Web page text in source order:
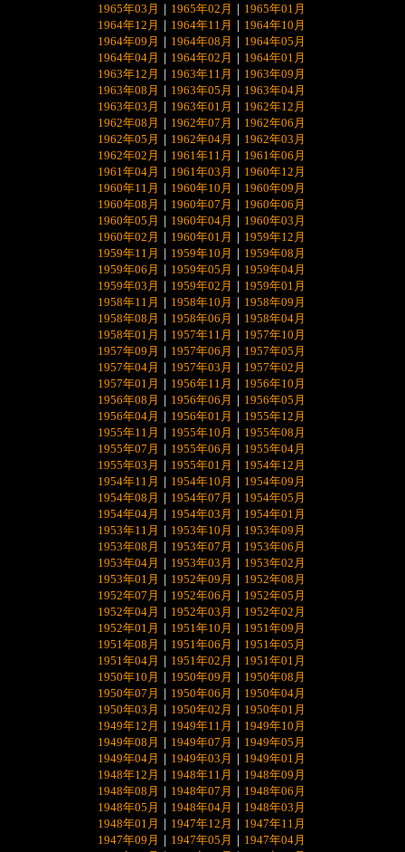
1965年03月 ｜ 1965年02月 ｜ 1965年01月
1964年12月 ｜ 1964年11月 ｜ 1964年10月
1964年09月 ｜ 1964年08月 ｜ 1964年05月
1964年04月 ｜ 1964年02月 ｜ 1964年01月
1963年12月 ｜ 1963年11月 ｜ 1963年09月
1963年08月 ｜ 1963年05月 ｜ 1963年04月
1963年03月 ｜ 1963年01月 ｜ 1962年12月
1962年08月 ｜ 1962年07月 ｜ 1962年06月
1962年05月 ｜ 1962年04月 ｜ 1962年03月
1962年02月 ｜ 1961年11月 ｜ 1961年06月
1961年04月 ｜ 1961年03月 ｜ 1960年12月
1960年11月 ｜ 1960年10月 ｜ 1960年09月
1960年08月 ｜ 1960年07月 ｜ 1960年06月
1960年05月 ｜ 1960年04月 ｜ 1960年03月
1960年02月 ｜ 1960年01月 ｜ 1959年12月
1959年11月 ｜ 1959年10月 ｜ 1959年08月
1959年06月 ｜ 1959年05月 ｜ 1959年04月
1959年03月 ｜ 1959年02月 ｜ 1959年01月
1958年11月 ｜ 1958年10月 ｜ 1958年09月
1958年08月 ｜ 1958年06月 ｜ 1958年04月
1958年01月 ｜ 1957年11月 ｜ 1957年10月
1957年09月 ｜ 1957年06月 ｜ 1957年05月
1957年04月 ｜ 1957年03月 ｜ 1957年02月
1957年01月 ｜ 1956年11月 ｜ 1956年10月
1956年08月 ｜ 1956年06月 ｜ 1956年05月
1956年04月 ｜ 1956年01月 ｜ 1955年12月
1955年11月 ｜ 1955年10月 ｜ 1955年08月
1955年07月 ｜ 1955年06月 ｜ 1955年04月
1955年03月 ｜ 1955年01月 ｜ 1954年12月
1954年11月 ｜ 1954年10月 ｜ 1954年09月
1954年08月 ｜ 1954年07月 ｜ 1954年05月
1954年04月 ｜ 1954年03月 ｜ 1954年01月
1953年11月 ｜ 1953年10月 ｜ 1953年09月
1953年08月 ｜ 1953年07月 ｜ 1953年06月
1953年04月 ｜ 1953年03月 ｜ 1953年02月
1953年01月 ｜ 1952年09月 ｜ 1952年08月
1952年07月 ｜ 1952年06月 ｜ 1952年05月
1952年04月 ｜ 1952年03月 ｜ 1952年02月
1952年01月 ｜ 1951年10月 ｜ 1951年09月
1951年08月 ｜ 1951年06月 ｜ 1951年05月
1951年04月 ｜ 1951年02月 ｜ 1951年01月
1950年10月 ｜ 1950年09月 ｜ 1950年08月
1950年07月 ｜ 1950年06月 ｜ 1950年04月
1950年03月 ｜ 1950年02月 ｜ 1950年01月
1949年12月 ｜ 1949年11月 ｜ 1949年10月
1949年08月 ｜ 1949年07月 ｜ 1949年05月
1949年04月 ｜ 1949年03月 ｜ 1949年01月
1948年12月 ｜ 1948年11月 ｜ 1948年09月
1948年08月 ｜ 1948年07月 ｜ 1948年06月
1948年05月 ｜ 1948年04月 ｜ 1948年03月
1948年01月 ｜ 1947年12月 ｜ 1947年11月
1947年09月 ｜ 1947年05月 ｜ 1947年04月